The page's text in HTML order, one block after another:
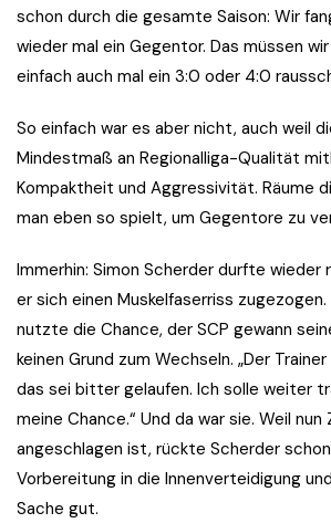
schon durch die gesamte Saison: Wir
wieder mal ein Gegentor. Das müssen
einfach auch mal ein 3:0 oder 4:0
So einfach war es aber nicht, auch weil
Mindestmaß an Regionalliga-Qualität
Kompaktheit und Aggressivität. Räume
man eben so spielt, um Gegentore zu
Immerhin: Simon Scherder durfte wieder
er sich einen Muskelfaserriss zugezogen.
nutzte die Chance, der SCP gewann
keinen Grund zum Wechseln. „Der
das sei bitter gelaufen. Ich solle weiter
meine Chance.“ Und da war sie. Weil
angeschlagen ist, rückte Scherder
Vorbereitung in die Innenverteidigung
Sache gut.